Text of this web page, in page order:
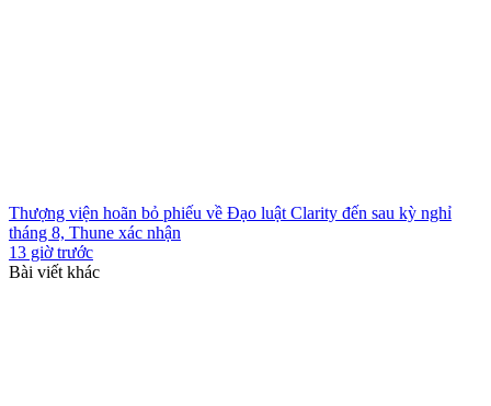
Thượng viện hoãn bỏ phiếu về Đạo luật Clarity đến sau kỳ nghỉ
tháng 8, Thune xác nhận
13 giờ trước
Bài viết khác